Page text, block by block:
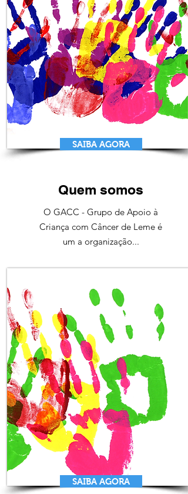
SAIBA AGORA
Quem somos
O GACC - Grupo de Apoio à
Criança com Câncer de Leme é
um a organização...
SAIBA AGORA